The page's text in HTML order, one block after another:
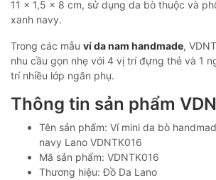
11 x 1,5 x 8 cm, sử dụng da bò thuộc và
xanh navy.
Trong các mẫu ví da nam handmade,
nhu cầu gọn nhẹ với 4 vị trí đựng thẻ và 1
trí nhiều lớp ngăn phụ.
Thông tin sản phẩm
Tên sản phẩm: Ví mini da bò
navy Lano VDNTK016
Mã sản phẩm: VDNTK016
Thương hiệu: Đồ Da Lano